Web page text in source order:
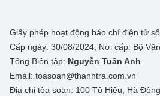
Giấy phép hoạt động báo chí điện tử
Cấp ngày: 30/08/2024; Nơi cấp: Bộ
Tổng Biên tập: Nguyễn Tuấn Anh
Email: toasoan@thanhtra.com.vn
Địa chỉ tòa soạn: 100 Tô Hiệu, Hà